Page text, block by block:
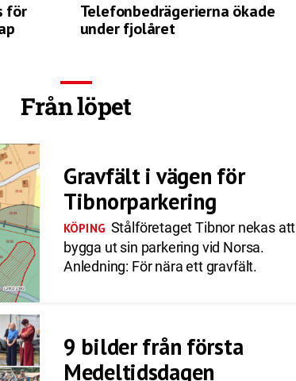
för
Telefonbedrägerierna ökade
under fjolåret
Från löpet
Gravfält i vägen för
Tibnorparkering
KÖPING Stålföretaget Tibnor nekas att
bygga ut sin parkering vid Norsa.
Anledning: För nära ett gravfält.
9 bilder från första
Medeltidsdagen